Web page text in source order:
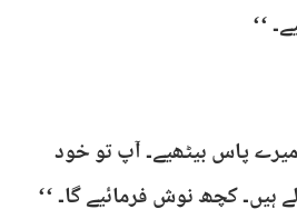
‘‘
پاس بیٹھیے۔ آپ تو خود
ہیں۔ کچھ نوش فرمائیے گا۔ ‘‘